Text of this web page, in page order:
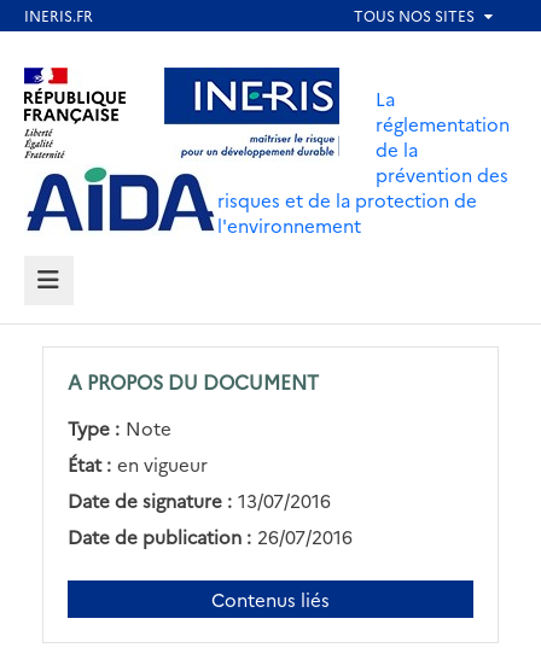
contenu
principal
Aller au contenu Aller au menu
Aller au pied de page
La
réglementation
de la
prévention des
risques et de la protection de
l'environnement
MENU
A PROPOS DU DOCUMENT
Type : Note
État : en vigueur
Date de signature : 13/07/2016
Date de publication : 26/07/2016
Contenus liés